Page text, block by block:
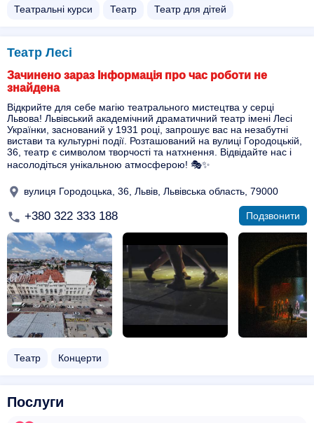
Театральні курси Театр Театр для дітей
Театр Лесі
Зачинено зараз Інформація про час роботи не
знайдена
Відкрийте для себе магію театрального мистецтва у серці
Львова! Львівський академічний драматичний театр імені Лесі
Українки, заснований у 1931 році, запрошує вас на незабутні
вистави та культурні події. Розташований на вулиці Городоцькій,
36, театр є символом творчості та натхнення. Відвідайте нас і
насолодіться унікальною атмосферою! 🎭✨
вулиця Городоцька, 36, Львів, Львівська область, 79000
+380 322 333 188 Подзвонити
Театр Концерти
Послуги